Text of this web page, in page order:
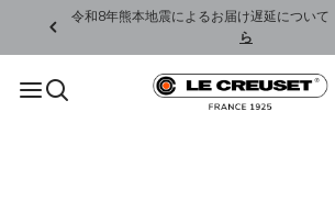
令和8年熊本地震によるお届け遅延について
ら